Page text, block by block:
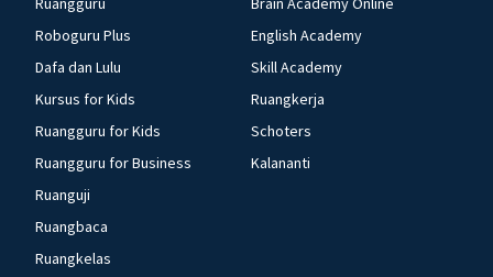
Roboguru Plus
Dafa dan Lulu
Kursus for Kids
Ruangguru for Kids
Ruangguru for Business
Ruanguji
Ruangbaca
Ruangkelas
English Academy
Skill Academy
Ruangkerja
Schoters
Kalananti